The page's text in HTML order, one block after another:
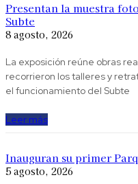
Presentan la muestra
Subte
8 agosto, 2026
La exposición reúne obras
recorrieron los talleres y
el funcionamiento del Subte
Leer más
Inauguran su primer
5 agosto, 2026